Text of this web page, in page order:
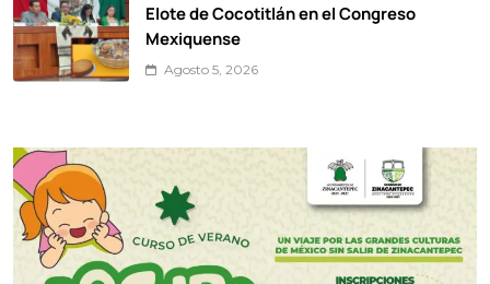
Elote de Cocotitlán en el Congreso
Mexiquense
Agosto 5, 2026